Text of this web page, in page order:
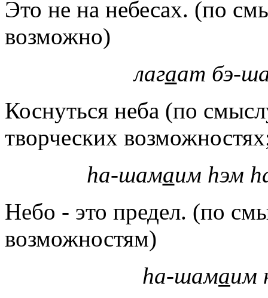
Это не на небесах. (по
возможно)
лагаат бэ-
Коснуться неба (по
творческих
hа-шамаим hэм
Небо - это предел. (по
возможностям)
hа-шамаим